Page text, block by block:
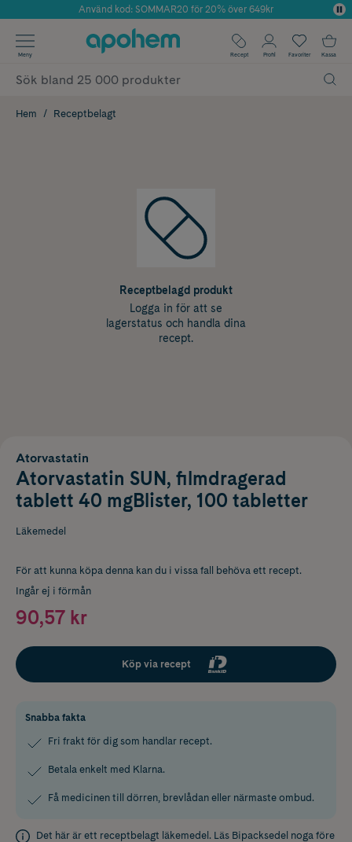
Årets Butik 2025 inom Skönhet
Använd kod: SOMMAR20 för 20% över 649kr
✓ Fri frakt
✓ Poäng på alla köp*
Meny Recept Profil Favoriter Kassa
Hem Receptbelagt
Receptbelagd produkt
Logga in för att se
lagerstatus och handla dina
recept.
Atorvastatin
Atorvastatin SUN, filmdragerad
tablett 40 mgBlister, 100 tabletter
Läkemedel
För att kunna köpa denna kan du i vissa fall behöva ett recept.
Ingår ej i förmån
90,57 kr
Köp via recept
Snabba fakta
Fri frakt för dig som handlar recept.
Betala enkelt med Klarna.
Få medicinen till dörren, brevlådan eller närmaste ombud.
Det här är ett receptbelagt läkemedel. Läs Bipacksedel noga före